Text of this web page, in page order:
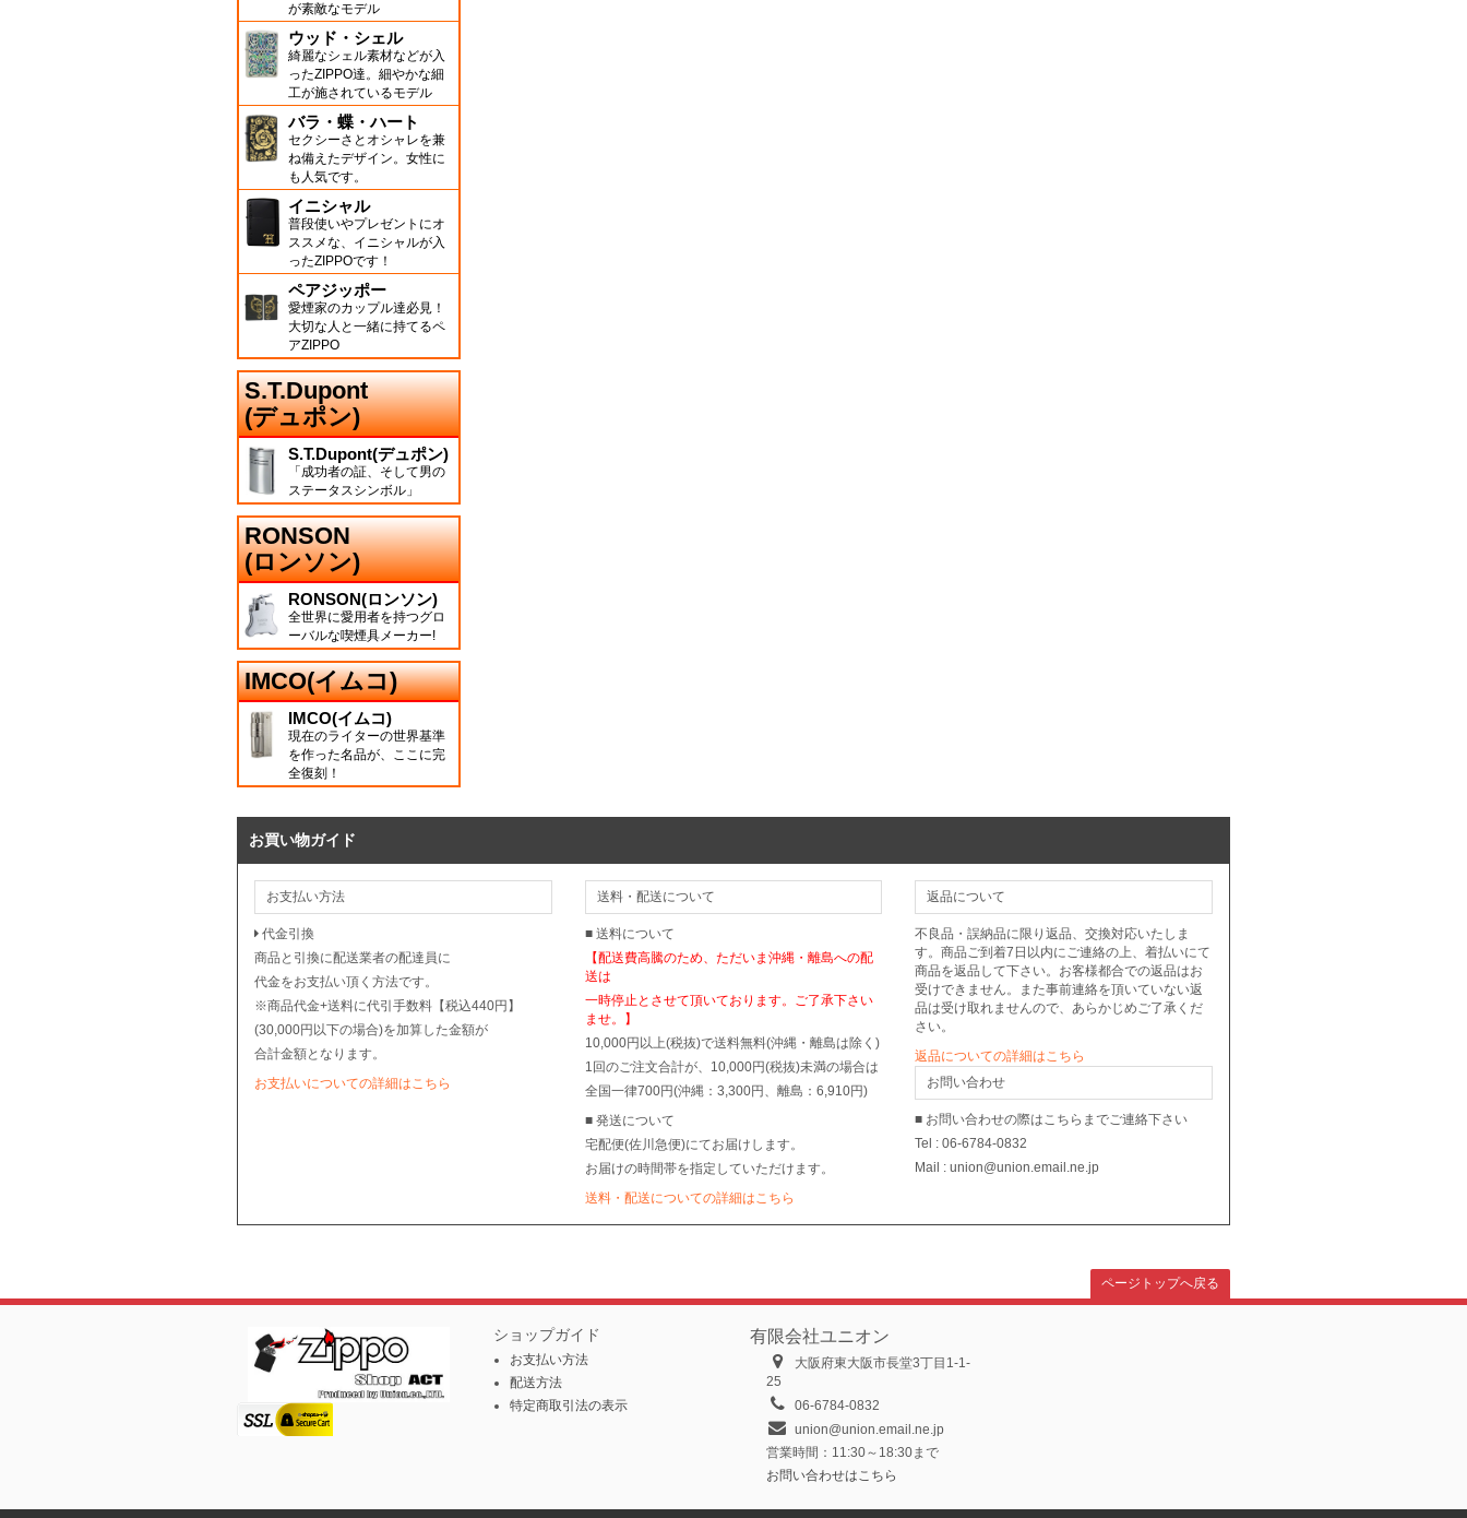
が素敵なモデル
ウッド・シェル
綺麗なシェル素材などが入
ったZIPPO達。細やかな細
工が施されているモデル
バラ・蝶・ハート
セクシーさとオシャレを兼
ね備えたデザイン。女性に
も人気です。
イニシャル
普段使いやプレゼントにオ
ススメな、イニシャルが入
ったZIPPOです！
ペアジッポー
愛煙家のカップル達必見！
大切な人と一緒に持てるペ
アZIPPO
S.T.Dupont
(デュポン)
S.T.Dupont(デュポン)
「成功者の証、そして男の
ステータスシンボル」
RONSON
(ロンソン)
RONSON(ロンソン)
全世界に愛用者を持つグロ
ーバルな喫煙具メーカー!
IMCO(イムコ)
IMCO(イムコ)
現在のライターの世界基準
を作った名品が、ここに完
全復刻！
お買い物ガイド
お支払い方法
代金引換
商品と引換に配送業者の配達員に
代金をお支払い頂く方法です。
※商品代金+送料に代引手数料【税込440円】
(30,000円以下の場合)を加算した金額が
合計金額となります。
お支払いについての詳細はこちら
送料・配送について
■ 送料について
【配送費高騰のため、ただいま沖縄・離島への配
送は
一時停止とさせて頂いております。ご了承下さい
ませ。】
10,000円以上(税抜)で送料無料(沖縄・離島は除く)
1回のご注文合計が、10,000円(税抜)未満の場合は
全国一律700円(沖縄：3,300円、離島：6,910円)
■ 発送について
宅配便(佐川急便)にてお届けします。
お届けの時間帯を指定していただけます。
送料・配送についての詳細はこちら
返品について
不良品・誤納品に限り返品、交換対応いたしま
す。商品ご到着7日以内にご連絡の上、着払いにて
商品を返品して下さい。お客様都合での返品はお
受けできません。また事前連絡を頂いていない返
品は受け取れませんので、あらかじめご了承くだ
さい。
返品についての詳細はこちら
お問い合わせ
■ お問い合わせの際はこちらまでご連絡下さい
Tel : 06-6784-0832
Mail : union@union.email.ne.jp
ページトップへ戻る
ショップガイド
お支払い方法
配送方法
特定商取引法の表示
有限会社ユニオン
大阪府東大阪市長堂3丁目1-1-
25
06-6784-0832
union@union.email.ne.jp
営業時間：11:30～18:30まで
お問い合わせはこちら